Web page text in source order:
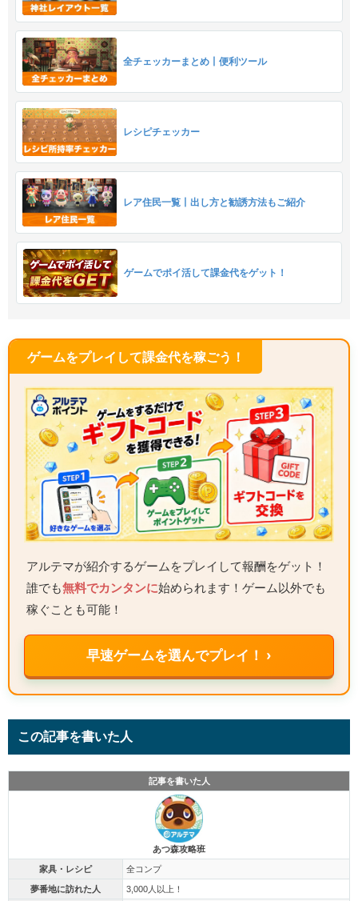
全チェッカーまとめ丨便利ツール
レシピチェッカー
レア住民一覧丨出し方と勧誘方法もご紹介
ゲームでポイ活して課金代をゲット！
ゲームをプレイして課金代を稼ごう！
アルテマが紹介するゲームをプレイして報酬をゲット！
誰でも無料でカンタンに始められます！ゲーム以外でも
稼ぐことも可能！
早速ゲームを選んでプレイ！ ›
この記事を書いた人
記事を書いた人
あつ森攻略班
家具・レシピ 全コンプ
夢番地に訪れた人 3,000人以上！